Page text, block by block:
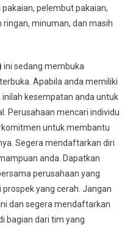
pelembut pakaian,
minuman, dan masih
ini sedang membuka
Apabila anda memiliki
inilah kesempatan anda untuk
Perusahaan mencari individu
untuk membantu
Segera mendaftarkan diri
anda. Dapatkan
perusahaan yang
yang cerah. Jangan
dan segera mendaftarkan
bagian dari tim yang